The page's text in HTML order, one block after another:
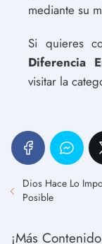
mediante su
Si quieres
Diferencia
visitar la
Dios Hace Lo
Posible
¡Más